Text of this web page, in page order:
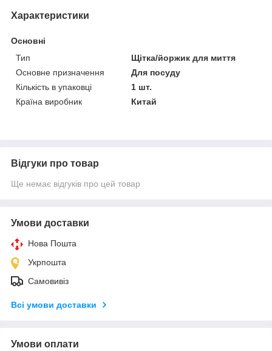
Характеристики
Основні
Тип
Щітка/йоржик для миття
Основне призначення
Для посуду
Кількість в упаковці
1 шт.
Країна виробник
Китай
Відгуки про товар
Ще немає відгуків про цей товар
Умови доставки
Нова Пошта
Укрпошта
Самовивіз
Всі умови доставки
Умови оплати